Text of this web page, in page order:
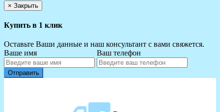
× Закрыть
Купить в 1 клик
Оставьте Ваши данные и наш консультант с вами свяжется.
Ваше имя
Ваш телефон
Отправить